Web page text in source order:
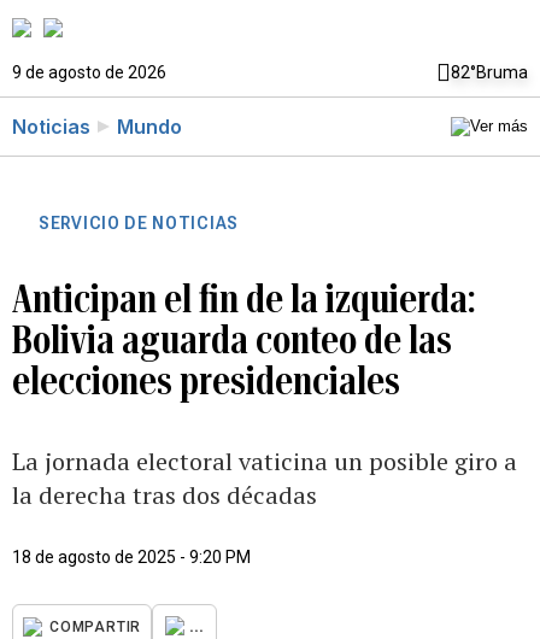
9 de agosto de 2026 82°Bruma
Noticias Mundo
SERVICIO DE NOTICIAS
Anticipan el fin de la izquierda:
Bolivia aguarda conteo de las
elecciones presidenciales
La jornada electoral vaticina un posible giro a
la derecha tras dos décadas
18 de agosto de 2025 - 9:20 PM
COMPARTIR ...